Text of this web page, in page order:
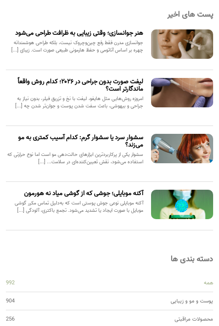
پست های اخیر
هنر جوانسازی؛ وقتی زیبایی به ظرافت طراحی می‌شود
جوانسازی مدرن فقط رفع چین‌وچروک نیست، بلکه طراحی هوشمندانه
چهره بر اساس آناتومی و حفظ هارمونی طبیعی صورت است. زیبای [...]
لیفت صورت بدون جراحی در ۲۰۲۶؛ کدام روش واقعاً
ماندگارتر است؟
امروزه روش‌هایی مثل هایفو، لیفت با نخ و تزریق فیلر، بدون نیاز به
جراحی و بیهوشی، باعث سفت شدن پوست و جوان‌تر شدن چه [...]
سشوار سرد یا سشوار گرم: کدام آسیب کمتری به مو
می‌زند؟
سشوار یکی از پرکاربردترین ابزارهای حالت‌دهی مو است اما نوع حرارتی که
استفاده می‌شود، نقش تعیین‌کننده‌ای در سلامت... [...]
آکنه موبایلی؛ جوشی که از گوشی میاد نه هورمون
آکنه موبایلی نوعی جوش پوستی است که به‌دلیل تماس مکرر گوشی
موبایل با صورت ایجاد یا تشدید می‌شود. تجمع باکتری، آلودگی [...]
دسته بندی ها
همه 992
پوست و مو و زیبایی 904
محصولات مراقبتی 256